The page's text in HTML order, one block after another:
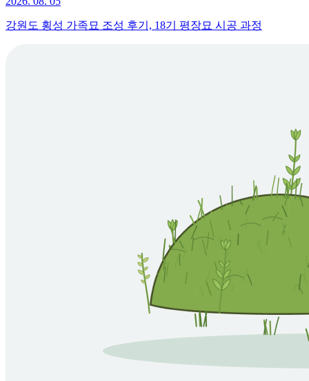
강원도 횡성 가족묘 조성 후기, 18기 평장묘 시공 과정